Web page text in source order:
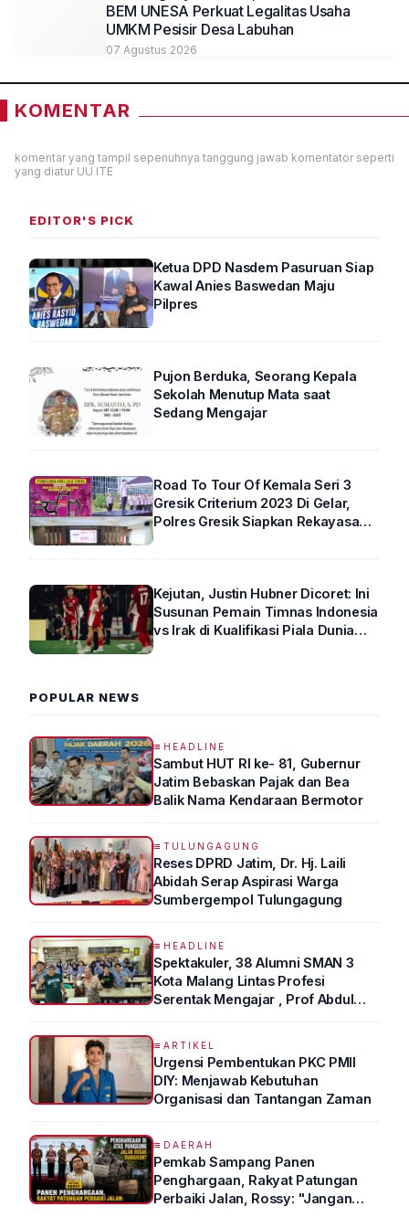
BEM UNESA Perkuat Legalitas Usaha
UMKM Pesisir Desa Labuhan
07 Agustus 2026
KOMENTAR
komentar yang tampil sepenuhnya tanggung jawab komentator seperti
yang diatur UU ITE
EDITOR'S PICK
Ketua DPD Nasdem Pasuruan Siap
Kawal Anies Baswedan Maju
Pilpres
Pujon Berduka, Seorang Kepala
Sekolah Menutup Mata saat
Sedang Mengajar
Road To Tour Of Kemala Seri 3
Gresik Criterium 2023 Di Gelar,
Polres Gresik Siapkan Rekayasa
Kejutan, Justin Hubner Dicoret: Ini
Susunan Pemain Timnas Indonesia
vs Irak di Kualifikasi Piala Dunia
POPULAR NEWS
HEADLINE
Sambut HUT RI ke- 81, Gubernur
Jatim Bebaskan Pajak dan Bea
Balik Nama Kendaraan Bermotor
TULUNGAGUNG
Reses DPRD Jatim, Dr. Hj. Laili
Abidah Serap Aspirasi Warga
Sumbergempol Tulungagung
HEADLINE
Spektakuler, 38 Alumni SMAN 3
Kota Malang Lintas Profesi
Serentak Mengajar , Prof Abdul
ARTIKEL
Urgensi Pembentukan PKC PMII
DIY: Menjawab Kebutuhan
Organisasi dan Tantangan Zaman
DAERAH
Pemkab Sampang Panen
Penghargaan, Rakyat Patungan
Perbaiki Jalan, Rossy: "Jangan